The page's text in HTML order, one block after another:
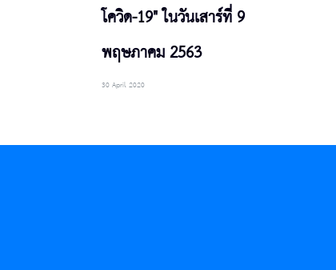
โควิด-19" ในวันเสาร์ที่ 9
พฤษภาคม 2563
30 April 2020